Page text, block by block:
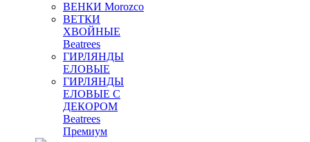
ВЕНКИ Morozco
ВЕТКИ
ХВОЙНЫЕ
Beatrees
ГИРЛЯНДЫ
ЕЛОВЫЕ
ГИРЛЯНДЫ
ЕЛОВЫЕ С
ДЕКОРОМ
Beatrees
Премиум